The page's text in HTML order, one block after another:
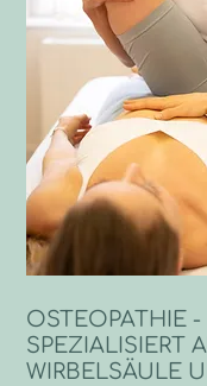
OSTEOPATHIE -
SPEZIALISIERT
WIRBELSÄULE